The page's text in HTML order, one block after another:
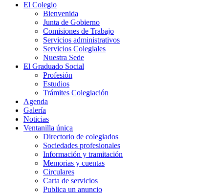
El Colegio
Bienvenida
Junta de Gobierno
Comisiones de Trabajo
Servicios administrativos
Servicios Colegiales
Nuestra Sede
El Graduado Social
Profesión
Estudios
Trámites Colegiación
Agenda
Galería
Noticias
Ventanilla única
Directorio de colegiados
Sociedades profesionales
Información y tramitación
Memorias y cuentas
Circulares
Carta de servicios
Publica un anuncio